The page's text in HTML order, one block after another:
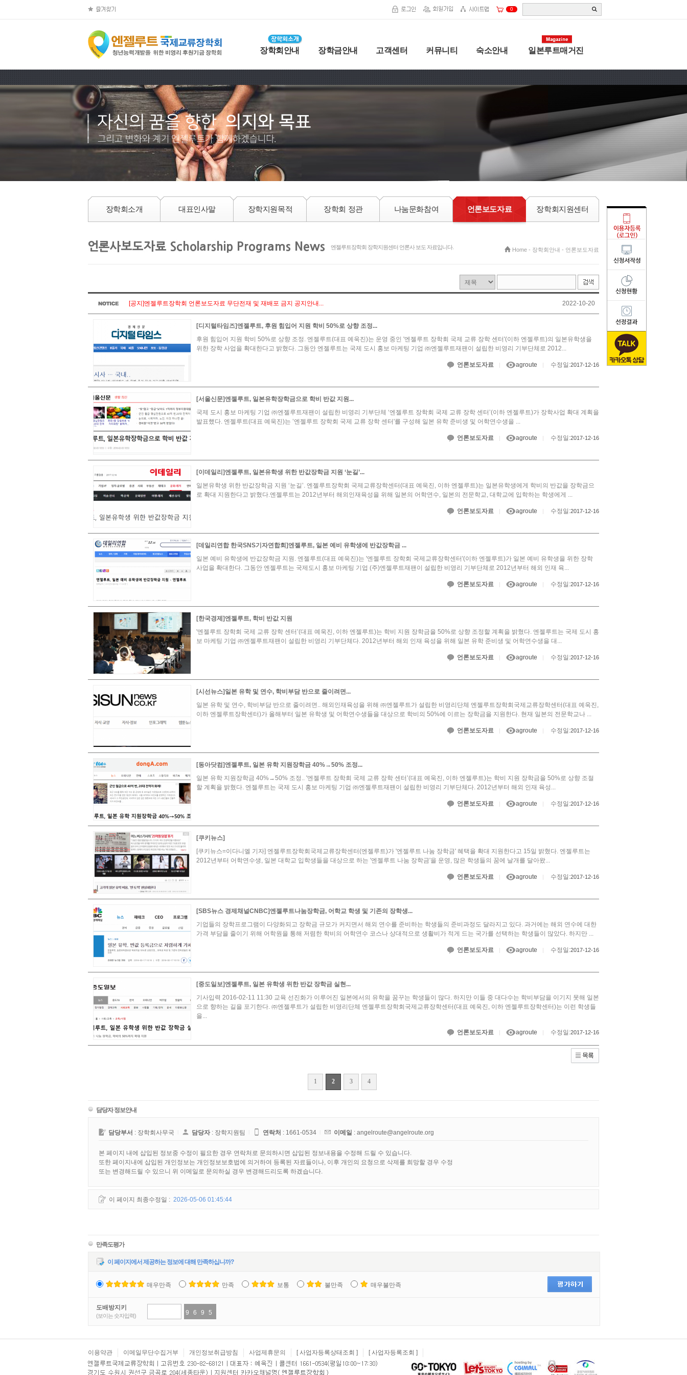
0
장학회안내 장학금안내 고객센터 커뮤니티 숙소안내 일본루트매거진
장학회소개 대표인사말 장학지원목적 장학회 정관 나눔문화참여 언론보도자료 장학회지원센터
엔젤루트장학회 장학지원센터 언론사 보도 자료입니다. Home - 장학회안내 - 언론보도자료
[공지]엔젤루트장학회 언론보도자료 무단전재 및 재배포 금지 공지안내... 2022-10-20
[디지털타임즈]엔젤루트, 후원 힘입어 지원 학비 50%로 상향 조정...
후원 힘입어 지원 학비 50%로 상향 조정. 엔젤루트(대표 예욱진)는 운영 중인 '엔젤루트 장학회 국제 교류 장학 센터'(이하 엔젤루트)의 일본유학생을
위한 장학 사업을 확대한다고 밝혔다. 그동안 엔젤루트는 국제 도시 홍보 마케팅 기업 ㈜엔젤루트재팬이 설립한 비영리 기부단체로 2012...
언론보도자료 | agroute | 수정일:2017-12-16
[서울신문]엔젤루트, 일본유학장학금으로 학비 반값 지원...
국제 도시 홍보 마케팅 기업 ㈜엔젤루트재팬이 설립한 비영리 기부단체 ‘엔젤루트 장학회 국제 교류 장학 센터’(이하 엔젤루트)가 장학사업 확대 계획을
발표했다. 엔젤루트(대표 예욱진)는 ’엔젤루트 장학회 국제 교류 장학 센터'를 구성해 일본 유학 준비생 및 어학연수생을 ...
언론보도자료 | agroute | 수정일:2017-12-16
[이데일리]엔젤루트, 일본유학생 위한 반값장학금 지원 ‘눈길’...
일본유학생 위한 반값장학금 지원 ‘눈길’. 엔젤루트장학회 국제교류장학센터(대표 예욱진, 이하 엔젤루트)는 일본유학생에게 학비의 반값을 장학금으
로 확대 지원한다고 밝혔다.엔젤루트는 2012년부터 해외인재육성을 위해 일본의 어학연수, 일본의 전문학교, 대학교에 입학하는 학생에게 ...
언론보도자료 | agroute | 수정일:2017-12-16
[데일리연합 한국SNS기자연합회]엔젤루트, 일본 예비 유학생에 반값장학금 ...
일본 예비 유학생에 반값장학금 지원. 엔젤루트(대표 예욱진)는 '엔젤루트 장학회 국제교류장학센터'(이하 엔젤루트)가 일본 예비 유학생을 위한 장학
사업을 확대한다. 그동안 엔젤루트는 국제도시 홍보 마케팅 기업 (주)엔젤루트재팬이 설립한 비영리 기부단체로 2012년부터 해외 인재 육...
언론보도자료 | agroute | 수정일:2017-12-16
[한국경제]엔젤루트, 학비 반값 지원
'엔젤루트 장학회 국제 교류 장학 센터’(대표 예욱진, 이하 엔젤루트)는 학비 지원 장학금을 50%로 상향 조정할 계획을 밝혔다. 엔젤루트는 국제 도시 홍
보 마케팅 기업 ㈜엔젤루트재팬이 설립한 비영리 기부단체다. 2012년부터 해외 인재 육성을 위해 일본 유학 준비생 및 어학연수생을 대...
언론보도자료 | agroute | 수정일:2017-12-16
[시선뉴스]일본 유학 및 연수, 학비부담 반으로 줄이려면...
일본 유학 및 연수, 학비부담 반으로 줄이려면.. 해외인재육성을 위해 ㈜엔젤루트가 설립한 비영리단체 엔젤루트장학회국제교류장학센터(대표 예욱진,
이하 엔젤루트장학센터)가 올해부터 일본 유학생 및 어학연수생들을 대상으로 학비의 50%에 이르는 장학금을 지원한다. 현재 일본의 전문학교나 ...
언론보도자료 | agroute | 수정일:2017-12-16
[동아닷컴]엔젤루트, 일본 유학 지원장학금 40%→50% 조정...
일본 유학 지원장학금 40%→50% 조정.. '엔젤루트 장학회 국제 교류 장학 센터’(대표 예욱진, 이하 엔젤루트)는 학비 지원 장학금을 50%로 상향 조절
할 계획을 밝혔다. 엔젤루트는 국제 도시 홍보 마케팅 기업 ㈜엔젤루트재팬이 설립한 비영리 기부단체다. 2012년부터 해외 인재 육성...
언론보도자료 | agroute | 수정일:2017-12-16
[쿠키뉴스]
[쿠키뉴스=이다니엘 기자] 엔젤루트장학회국제교류장학센터(엔젤루트)가 '엔젤루트 나눔 장학금' 혜택을 확대 지원한다고 15일 밝혔다. 엔젤루트는
2012년부터 어학연수생, 일본 대학교 입학생들을 대상으로 하는 '엔젤루트 나눔 장학금'을 운영, 많은 학생들의 꿈에 날개를 달아왔...
언론보도자료 | agroute | 수정일:2017-12-16
[SBS뉴스 경제채널CNBC]엔젤루트나눔장학금, 어학교 학생 및 기존의 장학생...
기업들의 장학프로그램이 다양화되고 장학금 규모가 커지면서 해외 연수를 준비하는 학생들의 준비과정도 달라지고 있다. 과거에는 해외 연수에 대한
가격 부담을 줄이기 위해 어학원을 통해 저렴한 학비의 어학연수 코스나 상대적으로 생활비가 적게 드는 국가를 선택하는 학생들이 많았다. 하지만 ...
언론보도자료 | agroute | 수정일:2017-12-16
[중도일보]엔젤루트, 일본 유학생 위한 반값 장학금 실현...
기사입력 2016-02-11 11:30 교육 선진화가 이루어진 일본에서의 유학을 꿈꾸는 학생들이 많다. 하지만 이들 중 대다수는 학비부담을 이기지 못해 일본
으로 향하는 길을 포기한다. ㈜엔젤루트가 설립한 비영리단체 엔젤루트장학회국제교류장학센터(대표 예욱진, 이하 엔젤루트장학센터)는 이런 학생들
을...
언론보도자료 | agroute | 수정일:2017-12-16
1 2 3 4
담당자 정보안내
담당부서 : 장학회사무국 담당자: 장학지원팀 연락처 : 1661-0534 이메일 : angelroute@angelroute.org
본 페이지 내에 삽입된 정보중 수정이 필요한 경우 연락처로 문의하시면 삽입된 정보내용을 수정해 드릴 수 있습니다.
또한 페이지내에 삽입된 개인정보는 개인정보보호법에 의거하여 등록된 자료들이나, 이후 개인의 요청으로 삭제를 희망할 경우 수정
또는 변경해드릴 수 있으니 위 이메일로 문의하실 경우 변경해드리도록 하겠습니다.
이 페이지 최종수정일 : 2026-05-06 01:45:44
만족도평가
이 페이지에서 제공하는 정보에 대해 만족하십니까?
매우만족 만족 보통 불만족 매우불만족
도배방지키
(보이는 숫자입력) 9 6 9 5
이용약관 이메일무단수집거부 개인정보취급방침 사업제휴문의 [ 사업자등록상태조회 ] [ 사업자등록조회 ]